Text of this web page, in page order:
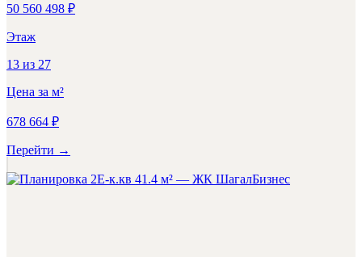
50 560 498 ₽
Этаж
13 из 27
Цена за м²
678 664 ₽
Перейти →
Бизнес